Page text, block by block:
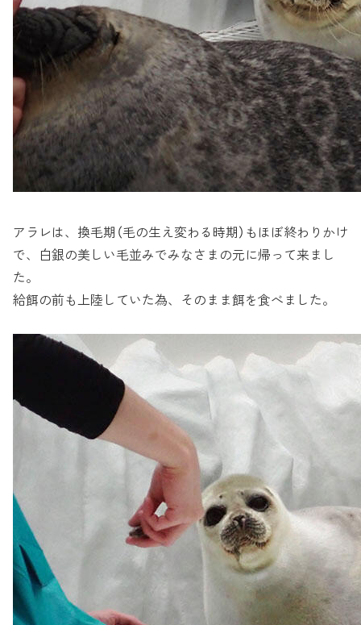
アラレは、換毛期（毛の生え変わる時期）もほぼ終わりかけ
で、白銀の美しい毛並みでみなさまの元に帰って来まし
た。
給餌の前も上陸していた為、そのまま餌を食べました。